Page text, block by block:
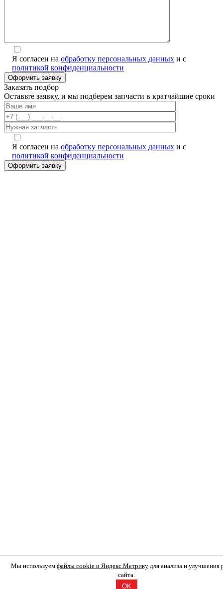
Я согласен на обработку персональных данных и с
политикой конфиденциальности
Заказать подбор
Оставьте заявку, и мы подберем запчасти в кратчайшие сроки
Я согласен на обработку персональных данных и с
политикой конфиденциальности
Мы используем файлы cookie и Яндекс.Метрику для анализа и улучшения
сайта.
OK